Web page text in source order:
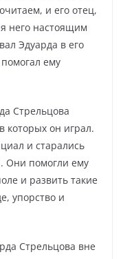
и его отец,
него настоящим
Эдуарда в его
ему
Стрельцова
которых он играл.
и старались
Они помогли ему
и развить такие
упорство и
Стрельцова вне